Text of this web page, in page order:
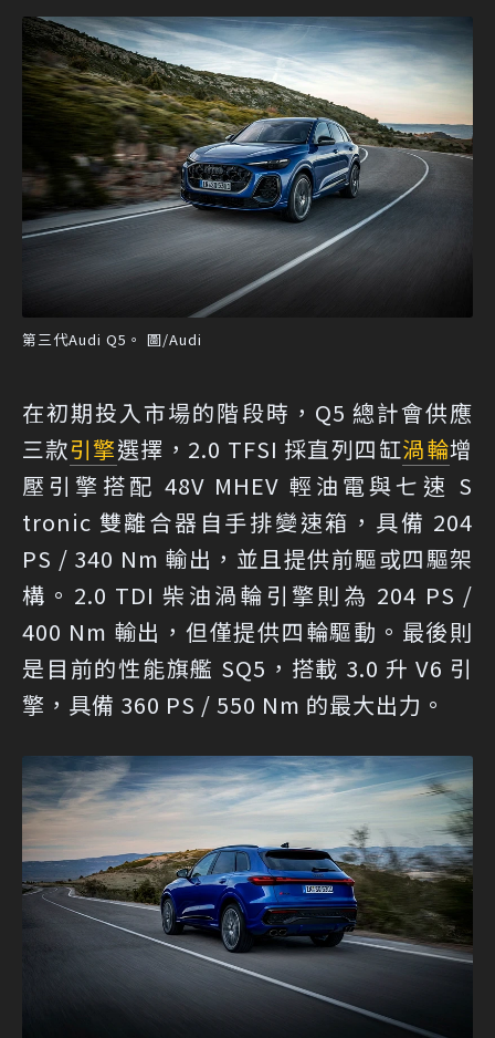
第三代Audi Q5。 圖/Audi
在初期投入市場的階段時，Q5 總計會供應
三款引擎選擇，2.0 TFSI 採直列四缸渦輪增
壓引擎搭配 48V MHEV 輕油電與七速 S
tronic 雙離合器自手排變速箱，具備 204
PS / 340 Nm 輸出，並且提供前驅或四驅架
構。2.0 TDI 柴油渦輪引擎則為 204 PS /
400 Nm 輸出，但僅提供四輪驅動。最後則
是目前的性能旗艦 SQ5，搭載 3.0 升 V6 引
擎，具備 360 PS / 550 Nm 的最大出力。